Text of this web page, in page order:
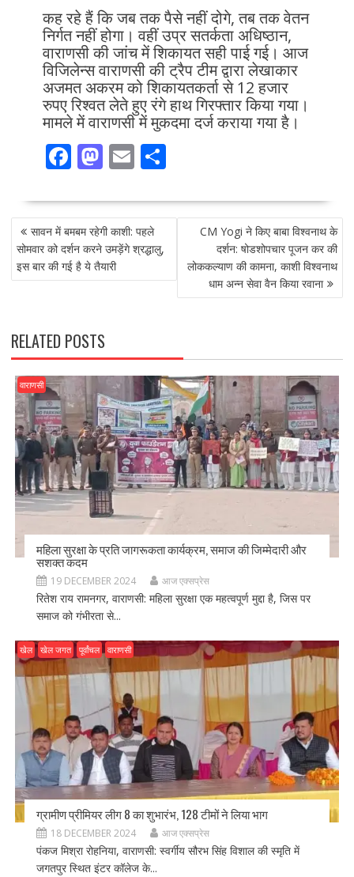
कह रहे हैं कि जब तक पैसे नहीं दोगे, तब तक वेतन
निर्गत नहीं होगा। वहीं उप्र सतर्कता अधिष्ठान,
वाराणसी की जांच में शिकायत सही पाई गई। आज
विजिलेन्स वाराणसी की ट्रैप टीम द्वारा लेखाकार
अजमत अकरम को शिकायतकर्ता से 12 हजार
रुपए रिश्वत लेते हुए रंगे हाथ गिरफ्तार किया गया।
मामले में वाराणसी में मुकदमा दर्ज कराया गया है।
F
e
b
o
o
M
to
d
o
n
E
ai
l
S
ar
POST
NAVIGATION
सावन में बमबम रहेगी काशी: पहले
सोमवार को दर्शन करने उमड़ेंगे श्रद्धालु,
इस बार की गई है ये तैयारी
CM Yogi ने किए बाबा विश्वनाथ के
दर्शन: षोडशोपचार पूजन कर की
लोककल्याण की कामना, काशी विश्वनाथ
धाम अन्न सेवा वैन किया रवाना
RELATED POSTS
वाराणसी
महिला सुरक्षा के प्रति जागरूकता कार्यक्रम, समाज की जिम्मेदारी और
सशक्त कदम
19 DECEMBER 2024 आज एक्सप्रेस
रितेश राय रामनगर, वाराणसी: महिला सुरक्षा एक महत्वपूर्ण मुद्दा है, जिस पर
समाज को गंभीरता से...
खेल खेल जगत पूर्वांचल वाराणसी
ग्रामीण प्रीमियर लीग 8 का शुभारंभ, 128 टीमों ने लिया भाग
18 DECEMBER 2024 आज एक्सप्रेस
पंकज मिश्रा रोहनिया, वाराणसी: स्वर्गीय सौरभ सिंह विशाल की स्मृति में
जगतपुर स्थित इंटर कॉलेज के...